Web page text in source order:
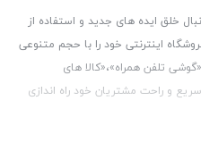
خلق ایده های جدید و استفاده از
اینترنتی خود را با حجم متنوعی
تلفن همراه»،«کالا های
و راحت مشتریان خود راه اندازی
با کیفیت و با حداقل قیمت